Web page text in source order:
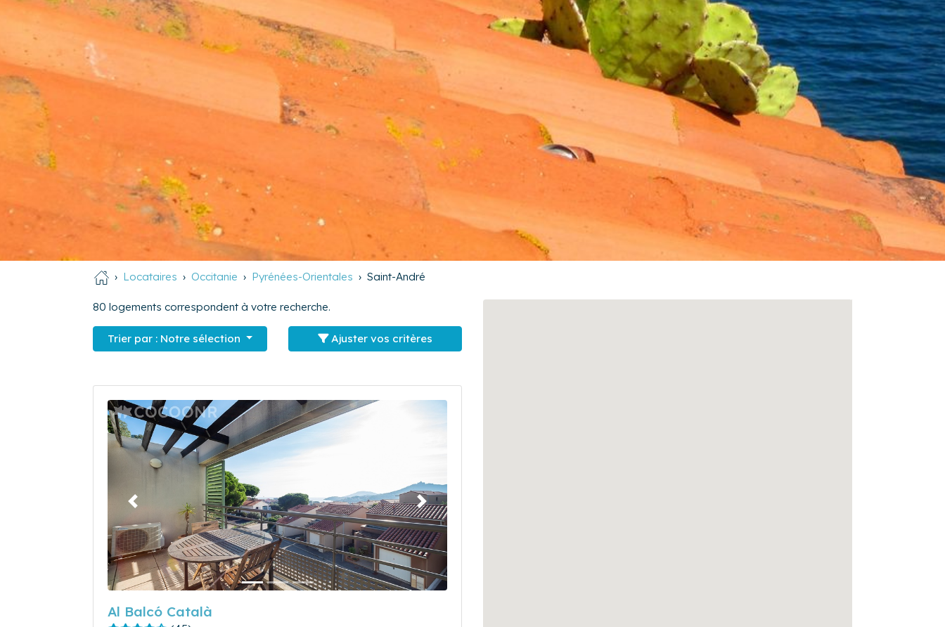
Locataires Occitanie Pyrénées-Orientales Saint-André
80 logements correspondent à votre recherche.
Trier par : Notre sélection Ajuster vos critères
Précédent Suivant
Al Balcó Català